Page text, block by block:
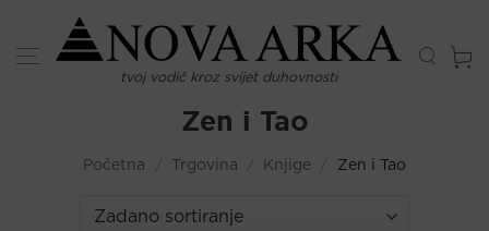
content
tvoj vodič kroz svijet duhovnosti
Zen i Tao
Početna Trgovina Knjige Zen i Tao